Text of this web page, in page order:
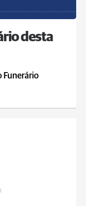
desta
Funerário